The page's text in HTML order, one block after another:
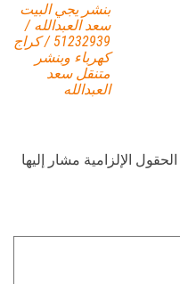
بنشر يجي البيت
سعد العبدالله /
51232939‬ / كراج
كهرباء وبنشر
متنقل سعد
العبدالله
الحقول الإلزامية مشار إليها